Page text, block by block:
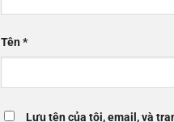
Tên*
Lưu tên của tôi, email, và